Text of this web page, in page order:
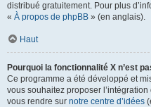
distribué gratuitement. Pour plus
« À propos de phpBB » (en anglais).
Haut
Pourquoi la fonctionnalité X n’est
Ce programme a été développé et
vous souhaitez proposer
vous rendre sur notre centre d’idées